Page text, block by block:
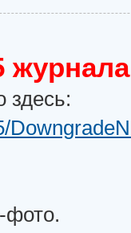
здесь:
фото.